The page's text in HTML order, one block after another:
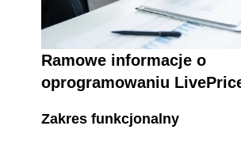
Ramowe informacje o
oprogramowaniu
Zakres funkcjonalny